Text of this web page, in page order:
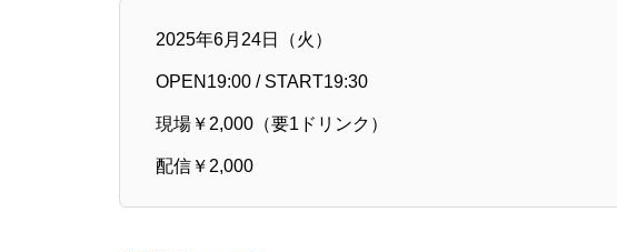
2025年6月24日（火）
OPEN19:00 / START19:30
現場￥2,000（要1ドリンク）
配信￥2,000